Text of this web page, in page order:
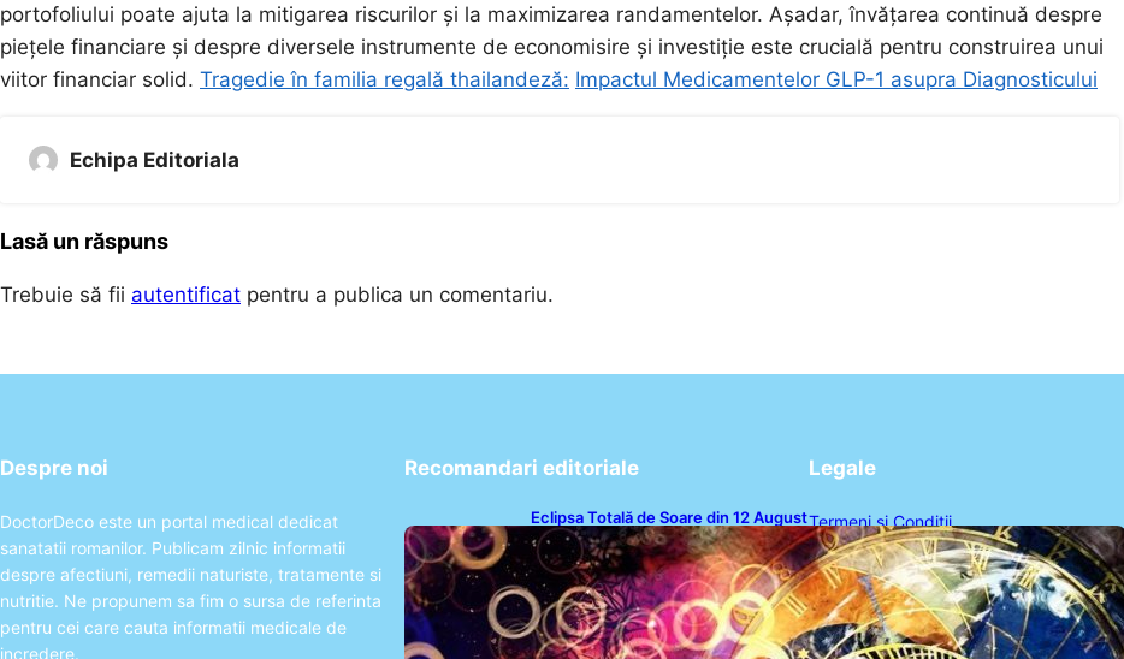
portofoliului poate ajuta la mitigarea riscurilor și la maximizarea randamentelor. Așadar, învățarea continuă despre
piețele financiare și despre diversele instrumente de economisire și investiție este crucială pentru construirea unui
viitor financiar solid. Tragedie în familia regală thailandeză: Impactul Medicamentelor GLP-1 asupra Diagnosticului
Echipa Editoriala
Lasă un răspuns
Trebuie să fii autentificat pentru a publica un comentariu.
Despre noi
DoctorDeco este un portal medical dedicat
sanatatii romanilor. Publicam zilnic informatii
despre afectiuni, remedii naturiste, tratamente si
nutritie. Ne propunem sa fim o sursa de referinta
pentru cei care cauta informatii medicale de
incredere.
Recomandari editoriale
Eclipsa Totală de Soare din 12 August
2026: O Analiză a Impactului asupra
Trei Zodii și a Ciclului de 18 Ani
Legale
Termeni și Condiții
Politica de Confidențialitate
Politica de Cookies
Disclaimer